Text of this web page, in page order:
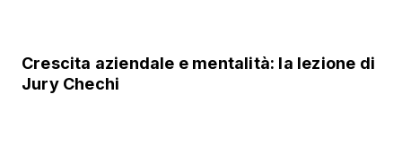
Crescita aziendale e mentalità: la lezione di
Jury Chechi